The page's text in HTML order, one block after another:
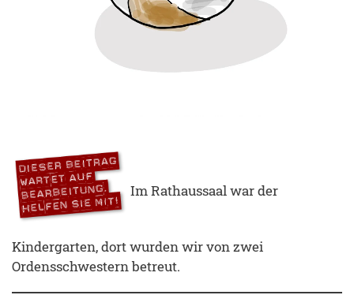
Im Rathaussaal war der
Kindergarten, dort wurden wir von zwei
Ordensschwestern betreut.